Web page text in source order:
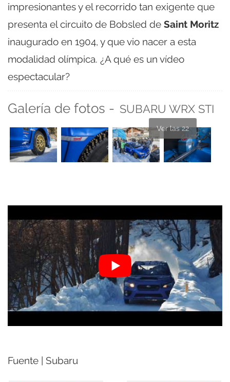
impresionantes y el recorrido tan exigente que
presenta el circuito de Bobsled de Saint Moritz
inaugurado en 1904, y que vio nacer a esta
modalidad olímpica. ¿A qué es un vídeo
espectacular?
Galería de fotos - SUBARU WRX STI
Ver las 22
Fuente | Subaru